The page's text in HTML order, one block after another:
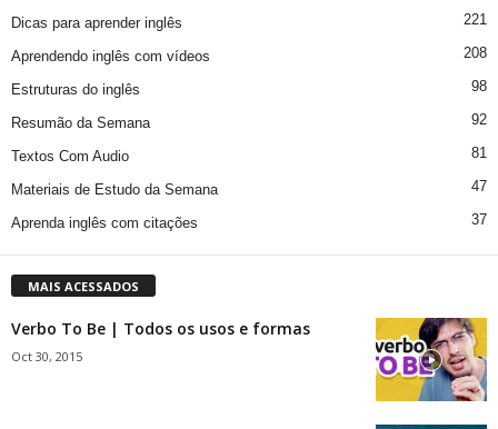
Dicas para aprender inglês 221
Aprendendo inglês com vídeos 208
Estruturas do inglês 98
Resumão da Semana 92
Textos Com Audio 81
Materiais de Estudo da Semana 47
Aprenda inglês com citações 37
MAIS ACESSADOS
Verbo To Be | Todos os usos e formas
Oct 30, 2015